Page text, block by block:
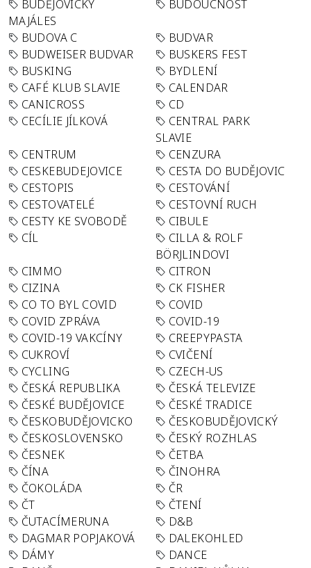
BUDĚJOVICKÝ
MAJÁLES
BUDOUCNOST
BUDOVA C
BUDVAR
BUDWEISER BUDVAR
BUSKERS FEST
BUSKING
BYDLENÍ
CAFÉ KLUB SLAVIE
CALENDAR
CANICROSS
CD
CECÍLIE JÍLKOVÁ
CENTRAL PARK
SLAVIE
CENTRUM
CENZURA
CESKEBUDEJOVICE
CESTA DO BUDĚJOVIC
CESTOPIS
CESTOVÁNÍ
CESTOVATELÉ
CESTOVNÍ RUCH
CESTY KE SVOBODĚ
CIBULE
CÍL
CILLA & ROLF
BÖRJLINDOVI
CIMMO
CITRON
CIZINA
CK FISHER
CO TO BYL COVID
COVID
COVID ZPRÁVA
COVID-19
COVID-19 VAKCÍNY
CREEPYPASTA
CUKROVÍ
CVIČENÍ
CYCLING
CZECH-US
ČESKÁ REPUBLIKA
ČESKÁ TELEVIZE
ČESKÉ BUDĚJOVICE
ČESKÉ TRADICE
ČESKOBUDĚJOVICKO
ČESKOBUDĚJOVICKÝ
ČESKOSLOVENSKO
ČESKÝ ROZHLAS
ČESNEK
ČETBA
ČÍNA
ČINOHRA
ČOKOLÁDA
ČR
ČT
ČTENÍ
ČUTACÍMERUNA
D&B
DAGMAR POPJAKOVÁ
DALEKOHLED
DÁMY
DANCE